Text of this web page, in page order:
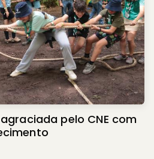
pelo CNE com